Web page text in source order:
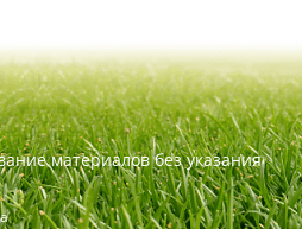
материалов без указания